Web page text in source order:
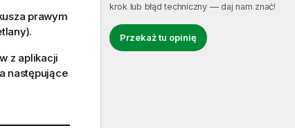
krok lub błąd techniczny — daj nam znać!
Przekaż tu opinię
prawym
z aplikacji
następujące